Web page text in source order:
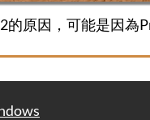
原因，可能是因為